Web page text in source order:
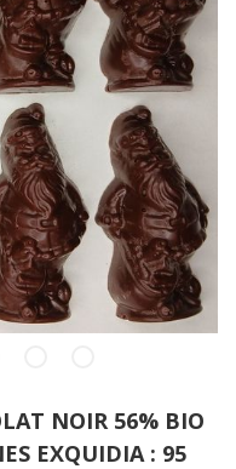
NOIR 56% BIO
EXQUIDIA : 95